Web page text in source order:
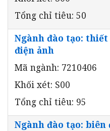
Tổng chỉ tiêu: 50
Ngành đào tạo:
điện ảnh
Mã ngành: 7210406
Khối xét: S00
Tổng chỉ tiêu: 95
Ngành đào tạo: biên